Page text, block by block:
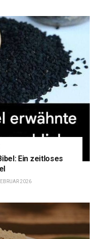
Ein zeitloses
2026